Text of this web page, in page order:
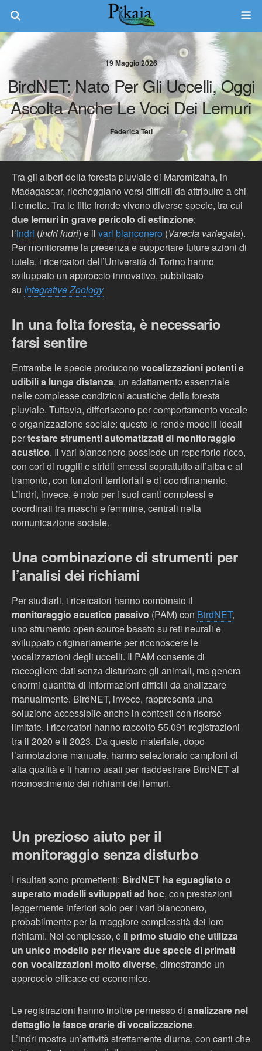
19 Maggio 2026
BirdNET: Nato Per Gli Uccelli, Oggi
Ascolta Anche Le Voci Dei Lemuri
Federica Teti
Tra gli alberi della foresta pluviale di Maromizaha, in
Madagascar, riecheggiano versi difficili da attribuire a chi
li emette. Tra le fitte fronde vivono diverse specie, tra cui
due lemuri in grave pericolo di estinzione:
l’indri (Indri indri) e il vari bianconero (Varecia variegata).
Per monitorarne la presenza e supportare future azioni di
tutela, i ricercatori dell’Università di Torino hanno
sviluppato un approccio innovativo, pubblicato
su Integrative Zoology
In una folta foresta, è necessario
farsi sentire
Entrambe le specie producono vocalizzazioni potenti e
udibili a lunga distanza, un adattamento essenziale
nelle complesse condizioni acustiche della foresta
pluviale. Tuttavia, differiscono per comportamento vocale
e organizzazione sociale: questo le rende modelli ideali
pertestare strumenti automatizzati di monitoraggio
acustico. Il vari bianconero possiede un repertorio ricco,
con cori di ruggiti e stridii emessi soprattutto all’alba e al
tramonto, con funzioni territoriali e di coordinamento.
L’indri, invece, è noto per i suoi canti complessi e
coordinati tra maschi e femmine, centrali nella
comunicazione sociale.
Una combinazione di strumenti per
l’analisi dei richiami
Per studiarli, i ricercatori hanno combinato il
monitoraggio acustico passivo (PAM) con BirdNET,
uno strumento open source basato su reti neurali e
sviluppato originariamente per riconoscere le
vocalizzazioni degli uccelli. Il PAM consente di
raccogliere dati senza disturbare gli animali, ma genera
enormi quantità di informazioni difficili da analizzare
manualmente. BirdNET, invece, rappresenta una
soluzione accessibile anche in contesti con risorse
limitate. I ricercatori hanno raccolto 55.091 registrazioni
tra il 2020 e il 2023. Da questo materiale, dopo
l’annotazione manuale, hanno selezionato campioni di
alta qualità e li hanno usati per riaddestrare BirdNET al
riconoscimento dei richiami dei lemuri.
Un prezioso aiuto per il
monitoraggio senza disturbo
I risultati sono promettenti: BirdNET ha eguagliato o
superato modelli sviluppati ad hoc, con prestazioni
leggermente inferiori solo per i vari bianconero,
probabilmente per la maggiore complessità dei loro
richiami. Nel complesso, è il primo studio che utilizza
un unico modello per rilevare due specie di primati
con vocalizzazioni molto diverse, dimostrando un
approccio efficace ed economico.
Le registrazioni hanno inoltre permesso di analizzare nel
dettaglio le fasce orarie di vocalizzazione.
L’indri mostra un’attività strettamente diurna, con canti che